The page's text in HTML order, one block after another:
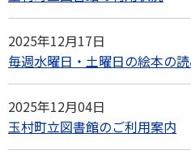
2025年12月17日
毎週水曜日・土曜日の絵本の
2025年12月04日
玉村町立図書館のご利用案内